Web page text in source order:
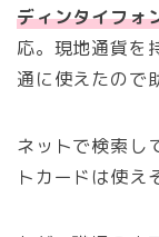
ディンタイフォ
応。現地通貨を
通に使えたので
ネットで検索し
トカードは使え